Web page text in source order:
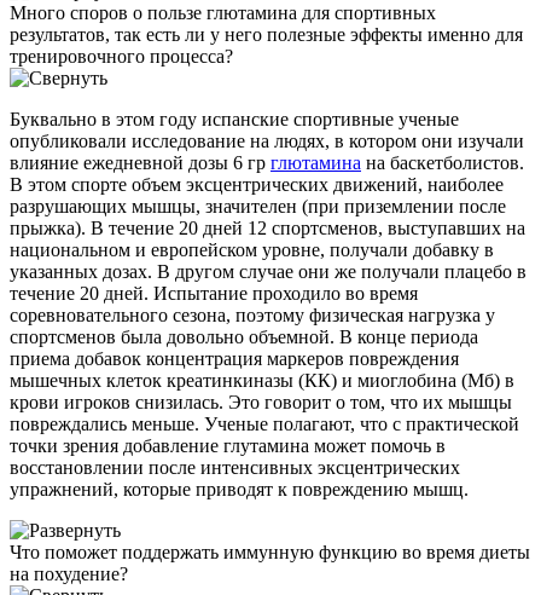
Много споров о пользе глютамина для спортивных
результатов, так есть ли у него полезные эффекты именно для
тренировочного процесса?
Буквально в этом году испанские спортивные ученые
опубликовали исследование на людях, в котором они изучали
влияние ежедневной дозы 6 гр глютамина на баскетболистов.
В этом спорте объем эксцентрических движений, наиболее
разрушающих мышцы, значителен (при приземлении после
прыжка). В течение 20 дней 12 спортсменов, выступавших на
национальном и европейском уровне, получали добавку в
указанных дозах. В другом случае они же получали плацебо в
течение 20 дней. Испытание проходило во время
соревновательного сезона, поэтому физическая нагрузка у
спортсменов была довольно объемной. В конце периода
приема добавок концентрация маркеров повреждения
мышечных клеток креатинкиназы (КК) и миоглобина (Мб) в
крови игроков снизилась. Это говорит о том, что их мышцы
повреждались меньше. Ученые полагают, что с практической
точки зрения добавление глутамина может помочь в
восстановлении после интенсивных эксцентрических
упражнений, которые приводят к повреждению мышц.
Что поможет поддержать иммунную функцию во время диеты
на похудение?